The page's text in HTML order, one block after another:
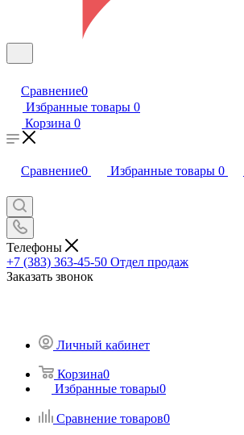
Сравнение0
Избранные товары 0
Корзина 0
Сравнение0 Избранные товары 0
Телефоны
+7 (383) 363-45-50 Отдел продаж
Заказать звонок
Личный кабинет
Корзина0
Избранные товары0
Сравнение товаров0